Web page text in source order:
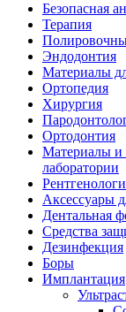
Безопасная
Терапия
Эндодонтия
Материалы
Ортопедия
Хирургия
Ортодонтия
Материалы и
лаборатории
Аксессуары
Дентальная
Средства
Дезинфекция
Боры
Имплантация